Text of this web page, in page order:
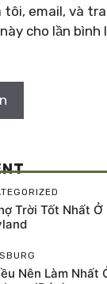
tôi, email, và
cho lần bình
Trời Tốt Nhất Ở
Nên Làm Nhất